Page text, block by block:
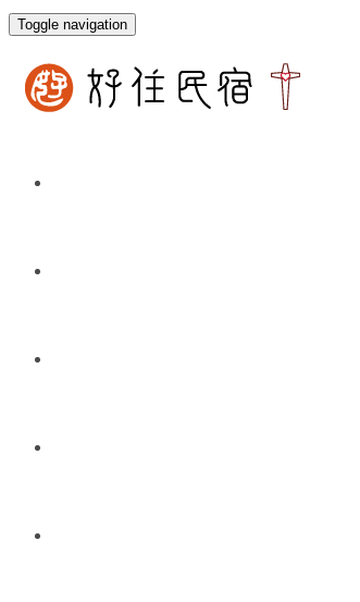
Toggle navigation